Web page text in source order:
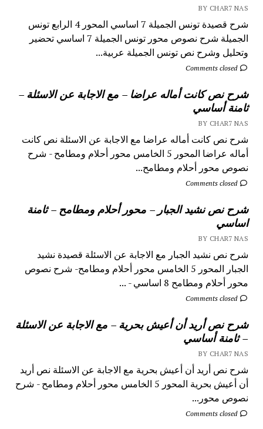
BY CHAR7 NAS
شرح قصيدة تونس الجميلة 7 اساسي المحور 4 الرابع تونس
الجميلة شرح نصوص محور تونس الجميلة 7 اساسي تحضير
وتحليل وشرح نص تونس الجميلة عربية...
Comments closed
شرح نص كانت أماله عراضا – مع الاجابة عن الاسئلة –
ثامنة أساسي
BY CHAR7 NAS
شرح نص كانت أماله عراضا مع الاجابة عن الاسئلة نص كانت
أماله عراضا المحور 5 الخامس محور أحلام ومطامح - شرح
نصوص محور أحلام ومطامح...
Comments closed
شرح نص نشيد الجبار – محور أحلام ومطامح – ثامنة
اساسي
BY CHAR7 NAS
شرح نص نشيد الجبار مع الاجابة عن الاسئلة قصيدة نشيد
الجبار المحور 5 الخامس محور أحلام ومطامح- شرح نصوص
محور أحلام ومطامح 8 اساسي - ...
Comments closed
شرح نص أريد أن أعيش بحرية – مع الاجابة عن الاسئلة
– ثامنة أساسي
BY CHAR7 NAS
شرح نص أريد أن أعيش بحرية مع الاجابة عن الاسئلة نص أريد
أن أعيش بحرية المحور 5 الخامس محور أحلام ومطامح - شرح
نصوص محور...
Comments closed